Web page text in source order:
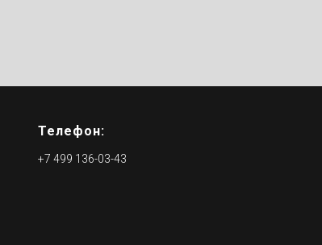
Телефон:
+7 499 136-03-43